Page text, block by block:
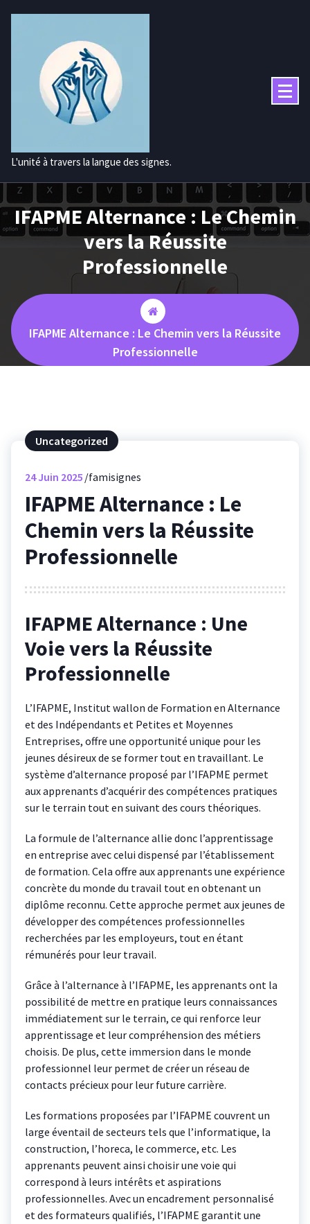
L'unité à travers la langue des signes.
IFAPME Alternance : Le Chemin
vers la Réussite
Professionnelle
IFAPME Alternance : Le Chemin vers la Réussite
Professionnelle
Uncategorized
24Juin 2025 famisignes
IFAPME Alternance : Le
Chemin vers la Réussite
Professionnelle
IFAPME Alternance : Une
Voie vers la Réussite
Professionnelle
L’IFAPME, Institut wallon de Formation en Alternance
et des Indépendants et Petites et Moyennes
Entreprises, offre une opportunité unique pour les
jeunes désireux de se former tout en travaillant. Le
système d’alternance proposé par l’IFAPME permet
aux apprenants d’acquérir des compétences pratiques
sur le terrain tout en suivant des cours théoriques.
La formule de l’alternance allie donc l’apprentissage
en entreprise avec celui dispensé par l’établissement
de formation. Cela offre aux apprenants une expérience
concrète du monde du travail tout en obtenant un
diplôme reconnu. Cette approche permet aux jeunes de
développer des compétences professionnelles
recherchées par les employeurs, tout en étant
rémunérés pour leur travail.
Grâce à l’alternance à l’IFAPME, les apprenants ont la
possibilité de mettre en pratique leurs connaissances
immédiatement sur le terrain, ce qui renforce leur
apprentissage et leur compréhension des métiers
choisis. De plus, cette immersion dans le monde
professionnel leur permet de créer un réseau de
contacts précieux pour leur future carrière.
Les formations proposées par l’IFAPME couvrent un
large éventail de secteurs tels que l’informatique, la
construction, l’horeca, le commerce, etc. Les
apprenants peuvent ainsi choisir une voie qui
correspond à leurs intérêts et aspirations
professionnelles. Avec un encadrement personnalisé
et des formateurs qualifiés, l’IFAPME garantit une